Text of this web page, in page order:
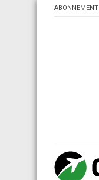
ABONNEMENT